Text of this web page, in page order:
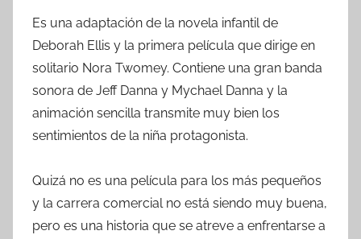
Es una adaptación de la novela infantil de
Deborah Ellis y la primera película que dirige en
solitario Nora Twomey. Contiene una gran banda
sonora de Jeff Danna y Mychael Danna y la
animación sencilla transmite muy bien los
sentimientos de la niña protagonista.
Quizá no es una película para los más pequeños
y la carrera comercial no está siendo muy buena,
pero es una historia que se atreve a enfrentarse a